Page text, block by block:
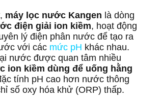
máy lọc nước Kangen là dòng
điện giải ion kiềm, hoạt động
lý điện phân nước để tạo ra
với cácmức pH khác nhau.
nước được quan tâm nhiều
ion kiềm dùng để uống hằng
tính pH cao hơn nước thông
số oxy hóa khử (ORP) thấp.